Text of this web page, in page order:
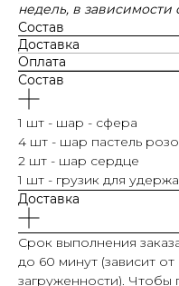
недель, в зависимости
Состав
Доставка
Оплата
Состав
1 шт - шар - сфера
4 шт - шар пастель
2 шт - шар сердце
1 шт - грузик для
Доставка
Срок выполнения
до 60 минут (зависит
загруженности). Чтобы